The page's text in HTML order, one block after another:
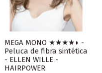
MEGA MONO ★★★★◗ -
Peluca de fibra sintética
- ELLEN WILLE -
HAIRPOWER.